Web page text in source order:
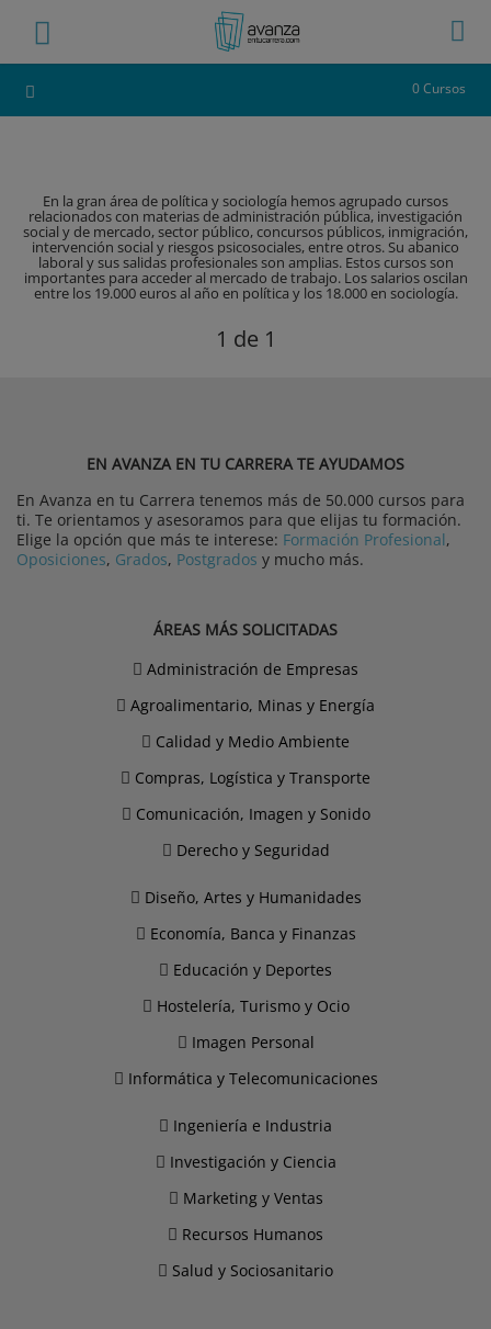
0 Cursos
En la gran área de política y sociología hemos agrupado cursos
relacionados con materias de administración pública, investigación
social y de mercado, sector público, concursos públicos, inmigración,
intervención social y riesgos psicosociales, entre otros. Su abanico
laboral y sus salidas profesionales son amplias. Estos cursos son
importantes para acceder al mercado de trabajo. Los salarios oscilan
entre los 19.000 euros al año en política y los 18.000 en sociología.
1 de 1
EN AVANZA EN TU CARRERA TE AYUDAMOS
En Avanza en tu Carrera tenemos más de 50.000 cursos para
ti. Te orientamos y asesoramos para que elijas tu formación.
Elige la opción que más te interese: Formación Profesional,
Oposiciones, Grados, Postgrados y mucho más.
ÁREAS MÁS SOLICITADAS
Administración de Empresas
Agroalimentario, Minas y Energía
Calidad y Medio Ambiente
Compras, Logística y Transporte
Comunicación, Imagen y Sonido
Derecho y Seguridad
Diseño, Artes y Humanidades
Economía, Banca y Finanzas
Educación y Deportes
Hostelería, Turismo y Ocio
Imagen Personal
Informática y Telecomunicaciones
Ingeniería e Industria
Investigación y Ciencia
Marketing y Ventas
Recursos Humanos
Salud y Sociosanitario